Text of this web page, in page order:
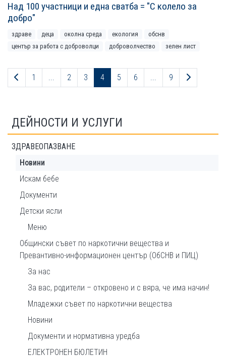
Над 100 участници и една сватба = "С колело за
добро"
здраве деца околна среда екология
обснв
център за работа с доброволци
доброволчество зелен лист
Предходна страница
1 ... 2 3 4 5 6 ... 9 Следваща
ДЕЙНОСТИ И УСЛУГИ
ЗДРАВЕОПАЗВАНЕ
Новини
Искам бебе
Документи
Детски ясли
Меню
Общински съвет по наркотични вещества и
Превантивно-информационен център (ОбСНВ и ПИЦ)
За нас
За вас, родители – откровено и с вяра, че има начин!
Младежки съвет по наркотични вещества
Новини
Документи и нормативна уредба
ЕЛЕКТРОНЕН БЮЛЕТИН